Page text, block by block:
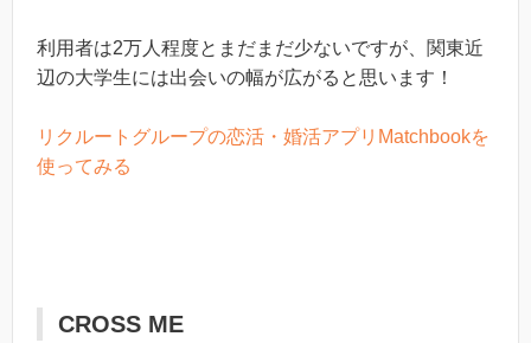
利用者は2万人程度とまだまだ少ないですが、関東近
辺の大学生には出会いの幅が広がると思います！
リクルートグループの恋活・婚活アプリMatchbookを
使ってみる
CROSS ME